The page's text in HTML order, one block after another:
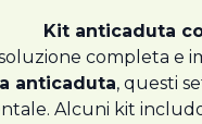
Kit anticaduta
completa e
anticaduta, questi
Alcuni kit